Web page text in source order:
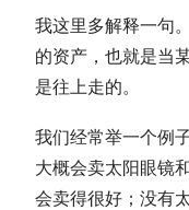
我这里多解释一句
的资产，也就是当
是往上走的。
我们经常举一个例
大概会卖太阳眼镜
会卖得很好；没有